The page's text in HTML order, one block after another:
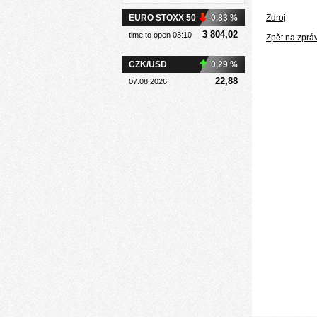
Zdroj
Zpět na
EURO STOXX 50 -0,83 %
time to open 03:10 3 804,02
CZK/USD 0,29 %
07.08.2026 22,88